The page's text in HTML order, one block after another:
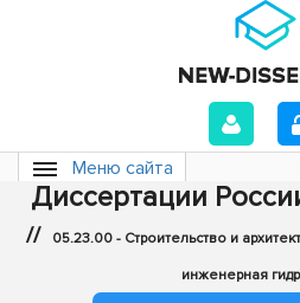
Меню сайта
Диссертации
// 05.23.00 - Строительство и
инженерная